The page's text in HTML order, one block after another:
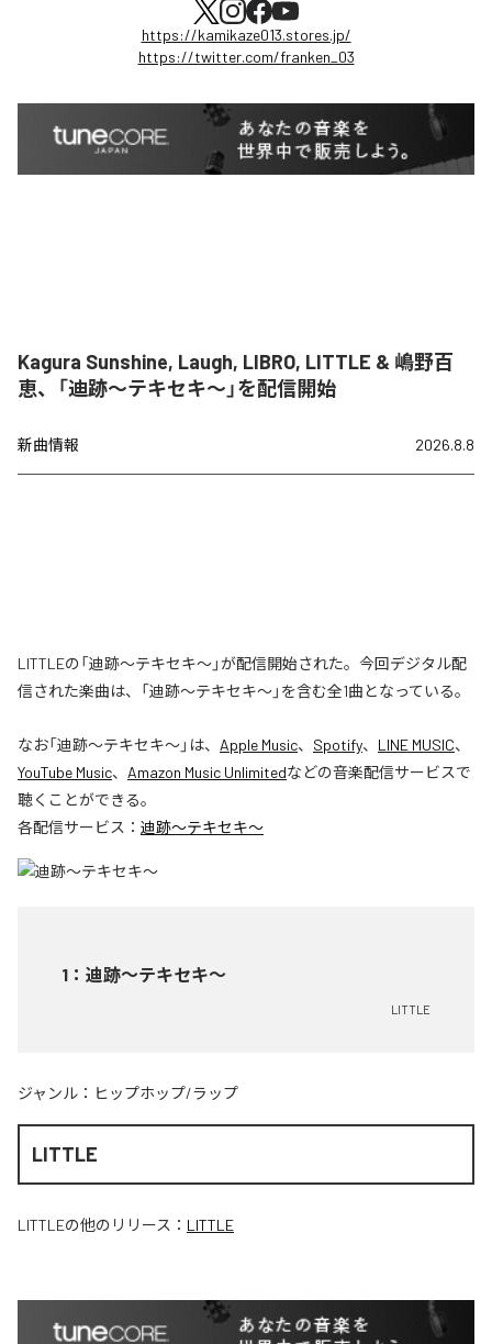
https://kamikaze013.stores.jp/
https://twitter.com/franken_03
Kagura Sunshine, Laugh, LIBRO, LITTLE & 嶋野百
恵、「迪跡〜テキセキ〜」を配信開始
新曲情報 2026.8.8
LITTLEの「迪跡〜テキセキ〜」が配信開始された。今回デジタル配
信された楽曲は、「迪跡〜テキセキ〜」を含む全1曲となっている。
なお「迪跡〜テキセキ〜」は、 Apple Music、 Spotify、 LINE MUSIC、
YouTube Music、 Amazon Music Unlimitedなどの音楽配信サービスで
聴くことができる。
各配信サービス： 迪跡〜テキセキ〜
1 ： 迪跡〜テキセキ〜
LITTLE
ジャンル： ヒップホップ/ラップ
LITTLE
LITTLEの他のリリース： LITTLE